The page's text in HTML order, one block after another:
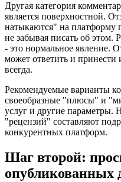
Другая категория
является поверхностной.
натыкаются" на платформу
не забывая писать об этом.
- это нормальное явление.
может ответить и принести
всегда.
Рекомендуемые варианты
своеобразные "плюсы" и
услуг и другие параметры.
"рецензий" составляют
конкурентных платформ.
Шаг второй:
опубликованных